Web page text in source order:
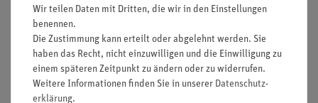
Lieferumfang
Wir teilen Daten mit Dritten, die wir in den Einstellungen
benennen.
Die Zustimmung kann erteilt oder abgelehnt werden. Sie
haben das Recht, nicht einzuwilligen und die Einwilligung zu
einem späteren Zeitpunkt zu ändern oder zu widerrufen.
Weitere Informationen finden Sie in unserer Daten­schutz­
erklärung.